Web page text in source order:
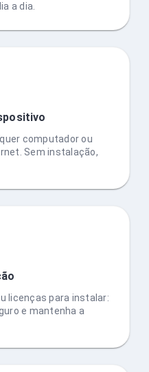
a dia.
computador ou
Sem instalação,
licenças para instalar:
e mantenha a